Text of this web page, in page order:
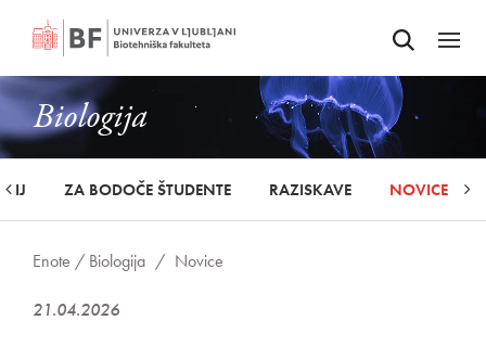
Odpri iskalnik
Odpri
Biologija
ZA BODOČE ŠTUDENTE RAZISKAVE NOVICE
Enote / Biologija / Novice
21.04.2026